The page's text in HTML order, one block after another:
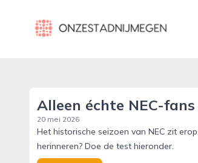
onzestadnijmegen.nl
Alleen échte NEC-
20 mei 2026
Het historische seizoen van NEC zit
herinneren? Doe de test hieronder.